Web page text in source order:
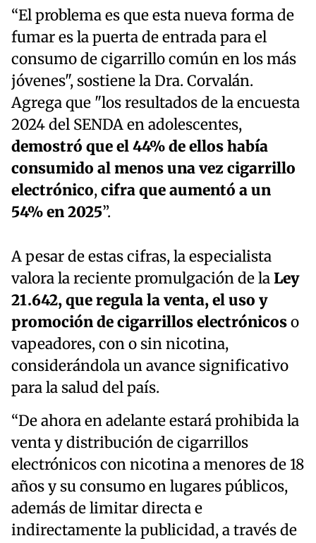
“El problema es que esta nueva forma de
fumar es la puerta de entrada para el
consumo de cigarrillo común en los más
jóvenes", sostiene la Dra. Corvalán.
Agrega que "los resultados de la encuesta
2024 del SENDA en adolescentes,
demostró que el 44% de ellos había
consumido al menos una vez cigarrillo
electrónico,cifra que aumentó a un
54% en 2025”.
A pesar de estas cifras, la especialista
valora la reciente promulgación de laLey
21.642, que regula la venta, el uso y
promoción de cigarrillos electrónicoso
vapeadores, con o sin nicotina,
considerándola un avance significativo
para la salud del país.
“De ahora en adelante estará prohibida la
venta y distribución de cigarrillos
electrónicos con nicotina a menores de 18
años y su consumo en lugares públicos,
además de limitar directa e
indirectamente la publicidad, a través de